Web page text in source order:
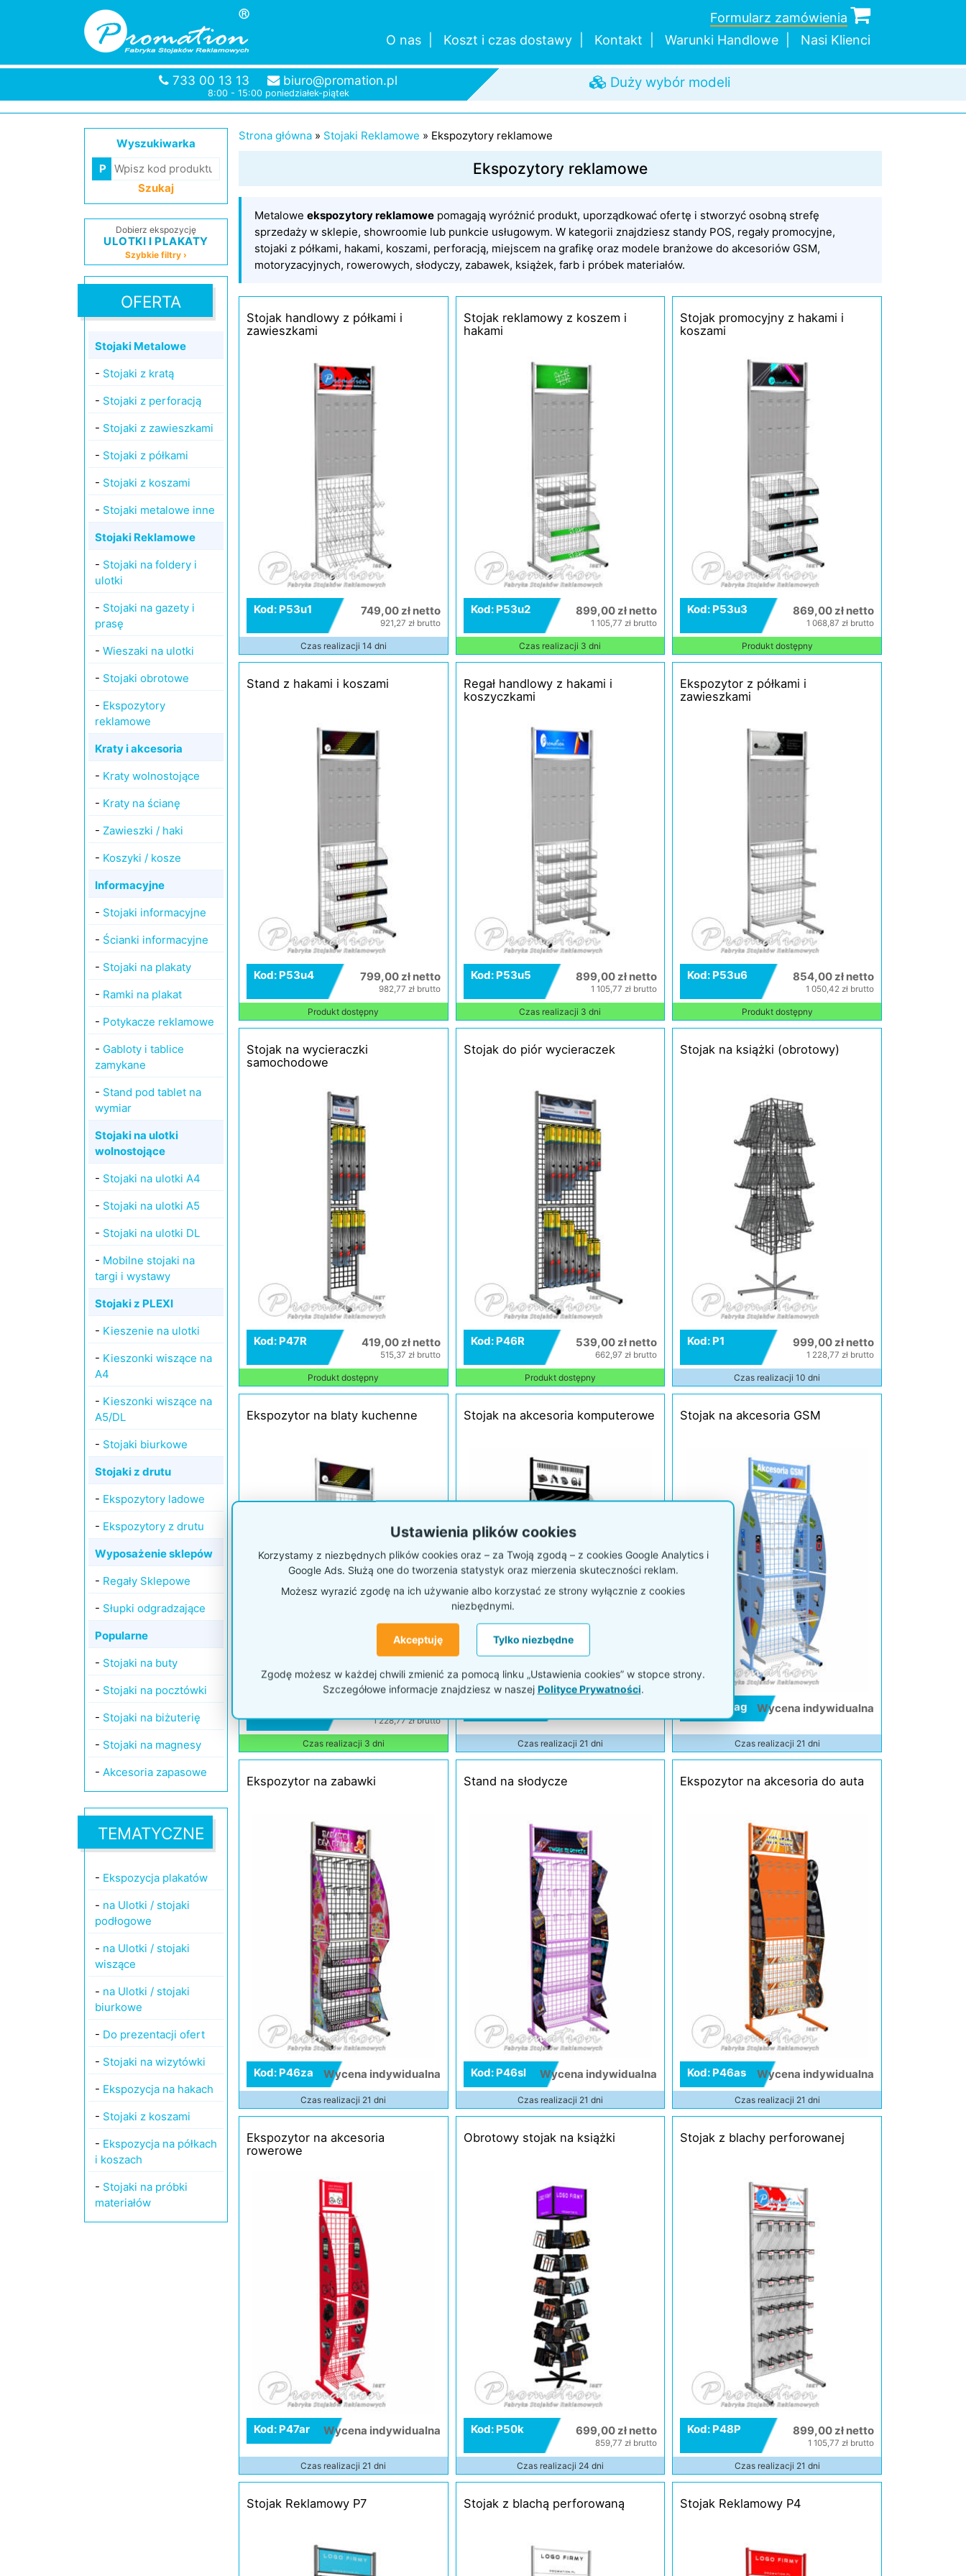
O nas Koszt i czas dostawy Kontakt Warunki Handlowe Nasi Klienci
Formularz zamówienia
733 00 13 13 biuro@promation.pl
8:00 - 15:00 poniedziałek-piątek
Szybka wysyłka
Od jednej sztuki
Duży wybór modeli
Pomoc w doborze
Wyszukiwarka
Szukaj
Dobierz ekspozycję
ULOTKI I PLAKATY
Szybkie filtry ›
OFERTA
Stojaki Metalowe
- Stojaki z kratą
- Stojaki z perforacją
- Stojaki z zawieszkami
- Stojaki z półkami
- Stojaki z koszami
- Stojaki metalowe inne
Stojaki Reklamowe
- Stojaki na foldery i
ulotki
- Stojaki na gazety i
prasę
- Wieszaki na ulotki
- Stojaki obrotowe
- Ekspozytory
reklamowe
Kraty i akcesoria
- Kraty wolnostojące
- Kraty na ścianę
- Zawieszki / haki
- Koszyki / kosze
Informacyjne
- Stojaki informacyjne
- Ścianki informacyjne
- Stojaki na plakaty
- Ramki na plakat
- Potykacze reklamowe
- Gabloty i tablice
zamykane
- Stand pod tablet na
wymiar
Stojaki na ulotki
wolnostojące
- Stojaki na ulotki A4
- Stojaki na ulotki A5
- Stojaki na ulotki DL
- Mobilne stojaki na
targi i wystawy
Stojaki z PLEXI
- Kieszenie na ulotki
- Kieszonki wiszące na
A4
- Kieszonki wiszące na
A5/DL
- Stojaki biurkowe
Stojaki z drutu
- Ekspozytory ladowe
- Ekspozytory z drutu
Wyposażenie sklepów
- Regały Sklepowe
- Słupki odgradzające
Popularne
- Stojaki na buty
- Stojaki na pocztówki
- Stojaki na biżuterię
- Stojaki na magnesy
- Akcesoria zapasowe
TEMATYCZNE
- Ekspozycja plakatów
- na Ulotki / stojaki
podłogowe
- na Ulotki / stojaki
wiszące
- na Ulotki / stojaki
biurkowe
- Do prezentacji ofert
- Stojaki na wizytówki
- Ekspozycja na hakach
- Stojaki z koszami
- Ekspozycja na półkach
i koszach
- Stojaki na próbki
materiałów
Strona główna » Stojaki Reklamowe » Ekspozytory reklamowe
Ekspozytory reklamowe
Metalowe ekspozytory reklamowe pomagają wyróżnić produkt, uporządkować ofertę i stworzyć osobną strefę
sprzedaży w sklepie, showroomie lub punkcie usługowym. W kategorii znajdziesz standy POS, regały promocyjne,
stojaki z półkami, hakami, koszami, perforacją, miejscem na grafikę oraz modele branżowe do akcesoriów GSM,
motoryzacyjnych, rowerowych, słodyczy, zabawek, książek, farb i próbek materiałów.
Stojak handlowy z półkami i
zawieszkami
Kod: P53u1 749,00 zł netto
921,27 zł brutto
Czas realizacji 14 dni
Stojak reklamowy z koszem i
hakami
Kod: P53u2 899,00 zł netto
1 105,77 zł brutto
Czas realizacji 3 dni
Stojak promocyjny z hakami i
koszami
Kod: P53u3 869,00 zł netto
1 068,87 zł brutto
Produkt dostępny
Stand z hakami i koszami
Kod: P53u4 799,00 zł netto
982,77 zł brutto
Produkt dostępny
Regał handlowy z hakami i
koszyczkami
Kod: P53u5 899,00 zł netto
1 105,77 zł brutto
Czas realizacji 3 dni
Ekspozytor z półkami i
zawieszkami
Kod: P53u6 854,00 zł netto
1 050,42 zł brutto
Produkt dostępny
Stojak na wycieraczki
samochodowe
Kod: P47R 419,00 zł netto
515,37 zł brutto
Produkt dostępny
Stojak do piór wycieraczek
Kod: P46R 539,00 zł netto
662,97 zł brutto
Produkt dostępny
Stojak na książki (obrotowy)
Kod: P1 999,00 zł netto
1 228,77 zł brutto
Czas realizacji 10 dni
Ekspozytor na blaty kuchenne
1 228,77 zł brutto
Czas realizacji 3 dni
Stojak na akcesoria komputerowe
Czas realizacji 21 dni
Stojak na akcesoria GSM
Kod: P46ag Wycena indywidualna
Czas realizacji 21 dni
Ekspozytor na zabawki
Kod: P46za Wycena indywidualna
Czas realizacji 21 dni
Stand na słodycze
Kod: P46sl Wycena indywidualna
Czas realizacji 21 dni
Ekspozytor na akcesoria do auta
Kod: P46as Wycena indywidualna
Czas realizacji 21 dni
Ekspozytor na akcesoria
rowerowe
Kod: P47ar Wycena indywidualna
Czas realizacji 21 dni
Obrotowy stojak na książki
Kod: P50k 699,00 zł netto
859,77 zł brutto
Czas realizacji 24 dni
Stojak z blachy perforowanej
Kod: P48P 899,00 zł netto
1 105,77 zł brutto
Czas realizacji 21 dni
Stojak Reklamowy P7 Stojak z blachą perforowaną Stojak Reklamowy P4
Ustawienia plików cookies
Korzystamy z niezbędnych plików cookies oraz – za Twoją zgodą – z cookies Google Analytics i
Google Ads. Służą one do tworzenia statystyk oraz mierzenia skuteczności reklam.
Możesz wyrazić zgodę na ich używanie albo korzystać ze strony wyłącznie z cookies
niezbędnymi.
Akceptuję Tylko niezbędne
Zgodę możesz w każdej chwili zmienić za pomocą linku „Ustawienia cookies” w stopce strony.
Szczegółowe informacje znajdziesz w naszej Polityce Prywatności.